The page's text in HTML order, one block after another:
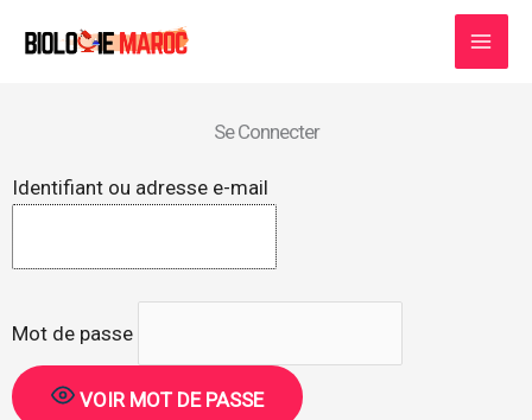
Se Connecter
Identifiant ou adresse e-mail
Mot de passe
VOIR MOT DE PASSE